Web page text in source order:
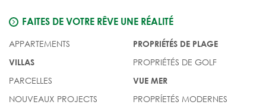
FAITES DE VOTRE RÊVE UNE RÉALITÉ
APPARTEMENTS
VILLAS
PARCELLES
NOUVEAUX PROJECTS
PROPRIÉTÉS DE PLAGE
PROPRIÉTÉS DE GOLF
VUE MER
PROPRÍETÉS MODERNES